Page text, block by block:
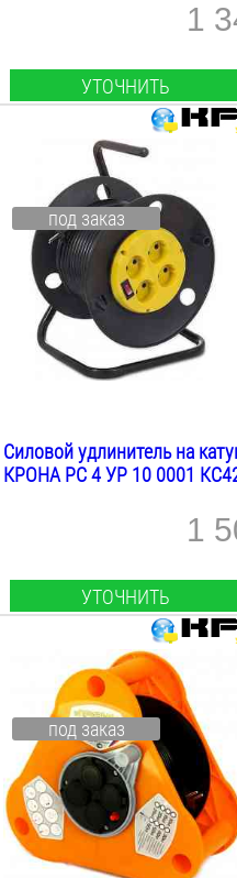
1
УТОЧНИТЬ
под заказ
Силовой удлинитель на
КРОНА РС 4 УР 10 0001
1
УТОЧНИТЬ
под заказ